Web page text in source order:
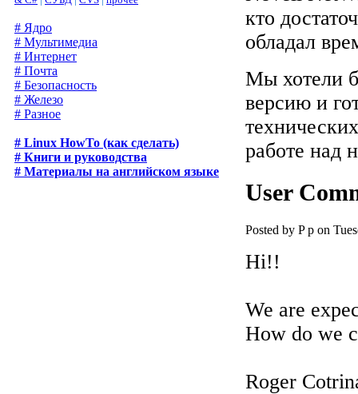
# Ядро
# Мультимедиа
# Интернет
# Почта
# Безопасность
# Железо
# Разное
# Linux HowTo (как сделать)
# Книги и руководства
# Материалы на английском языке
кто
обладал
Мы хотели
версию и
работе над
User
Posted by P p on
Hi!!
We are
How do we
Roger